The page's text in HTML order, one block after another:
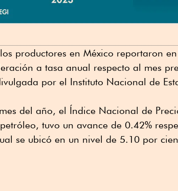
productores en México reportaron
a tasa anual respecto al mes
por el Instituto Nacional de
del año, el Índice Nacional de
tuvo un avance de 0.42%
se ubicó en un nivel de 5.10 por